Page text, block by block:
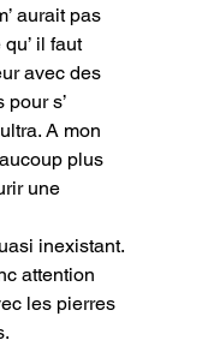
aurait pas
il faut
avec des
s’
A mon
plus
une
inexistant.
attention
les pierres